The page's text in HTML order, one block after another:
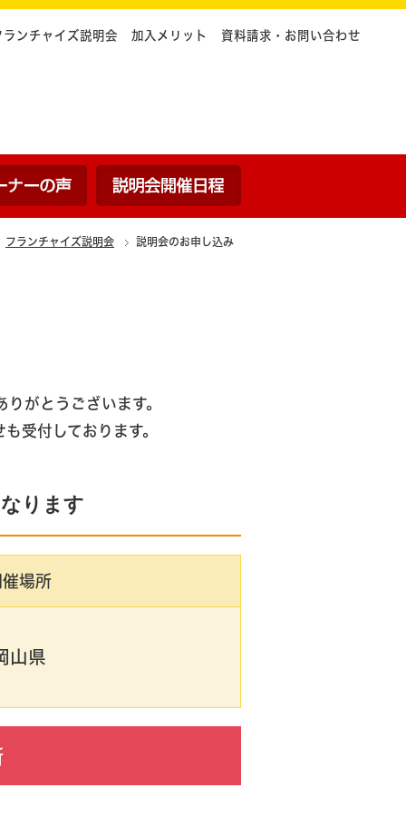
て オーナーの声
ランチャイズ説明会 加入メリット 資料請求・お問い合わせ
フランチャイズ説明会 説明会のお申し込み
がとうございます。
受付しております。
ります
場所
山県